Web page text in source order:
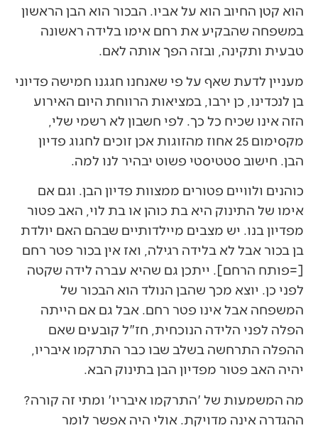
הוא קטן החיוב הוא על אביו. הבכור הוא הבן הראשון
במשפחה שהבקיע את רחם אימו בלידה ראשונה
טבעית ותקינה, ובזה הפך אותה לאם.
מעניין לדעת שאף על פי שאנחנו חגגנו חמישה פדיוני
בן לנכדינו, כן ירבו, במציאות הרווחת היום האירוע
הזה אינו שכיח כל כך. לפי חשבון לא רשמי שלי,
מקסימום 25 אחוז מהזוגות אכן זוכים לחגוג פדיון
הבן. חישוב סטטיסטי פשוט יבהיר לנו למה.
כוהנים ולוויים פטורים ממצוות פדיון הבן. וגם אם
אימו של התינוק היא בת כוהן או בת לוי, האב פטור
מפדיון בנו. יש מצבים מיילדותיים שבהם האם יולדת
בן בכור אבל לא בלידה רגילה, ואז אין בכור פטר רחם
[=פותח הרחם]. ייתכן גם שהיא עברה לידה שקטה
לפני כן. יוצא מכך שהבן הנולד הוא הבכור של
המשפחה אבל אינו פטר רחם. אבל גם אם הייתה
הפלה לפני הלידה הנוכחית, חז"ל קובעים שאם
ההפלה התרחשה בשלב שבו כבר התרקמו איבריו,
יהיה האב פטור מפדיון הבן בתינוק הבא.
מה המשמעות של 'התרקמו איבריו' ומתי זה קורה?
ההגדרה אינה מדויקת. אולי היה אפשר לומר